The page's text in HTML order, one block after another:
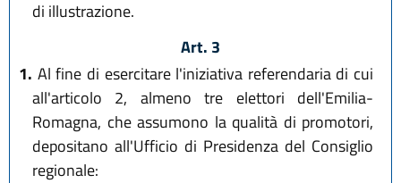
di illustrazione.
Art. 3
1. Al fine di esercitare l'iniziativa referendaria di cui
all'articolo 2, almeno tre elettori dell'Emilia-
Romagna, che assumono la qualità di promotori,
depositano all'Ufficio di Presidenza del Consiglio
regionale: